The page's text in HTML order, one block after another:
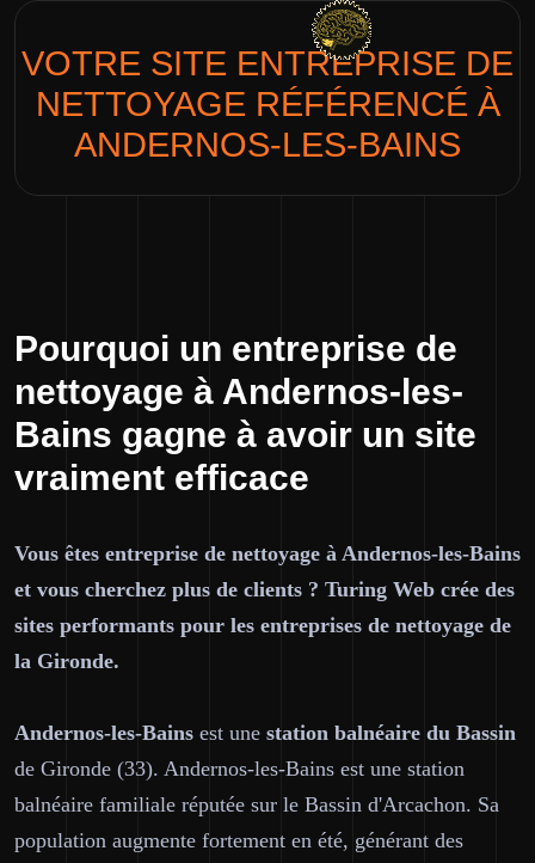
VOTRE SITE ENTREPRISE DE
NETTOYAGE RÉFÉRENCÉ À
ANDERNOS-LES-BAINS
Pourquoi un entreprise de
nettoyage à Andernos-les-
Bains gagne à avoir un site
vraiment efficace
Vous êtes entreprise de nettoyage à Andernos-les-Bains
et vous cherchez plus de clients ? Turing Web crée des
sites performants pour les entreprises de nettoyage de
la Gironde.
Andernos-les-Bains est une station balnéaire du Bassin
de Gironde (33). Andernos-les-Bains est une station
balnéaire familiale réputée sur le Bassin d'Arcachon. Sa
population augmente fortement en été, générant des